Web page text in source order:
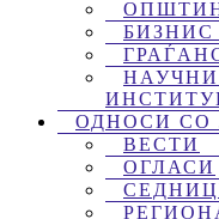
ОДНОСИ СО
ВЕСТИ
ОГЛАСИ